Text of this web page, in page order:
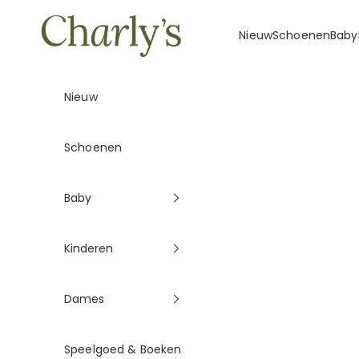
Charly's
NieuwSchoenenBaby
Nieuw
Schoenen
Baby
Kinderen
Dames
Speelgoed & Boeken